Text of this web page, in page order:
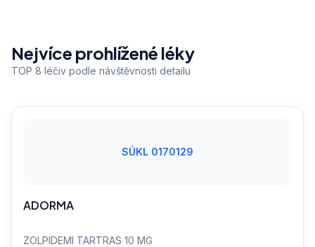
Nejvíce prohlížené léky
TOP 8 léčiv podle návštěvnosti detailu
SÚKL 0170129
ADORMA
ZOLPIDEMI TARTRAS 10 MG